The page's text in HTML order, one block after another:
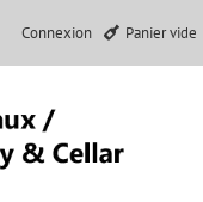
Connexion Panier vide